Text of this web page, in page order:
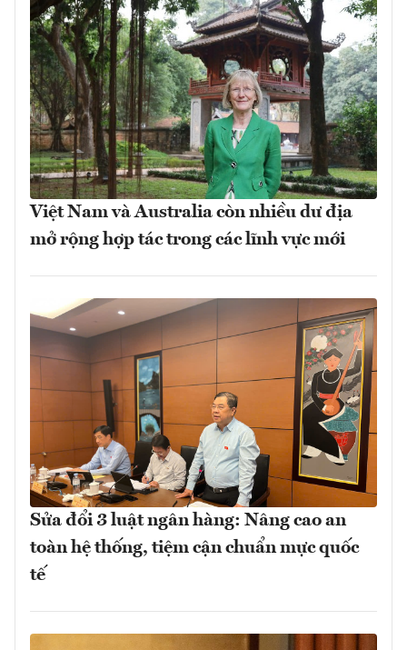
Việt Nam và Australia còn nhiều dư địa
mở rộng hợp tác trong các lĩnh vực mới
Sửa đổi 3 luật ngân hàng: Nâng cao an
toàn hệ thống, tiệm cận chuẩn mực quốc
tế